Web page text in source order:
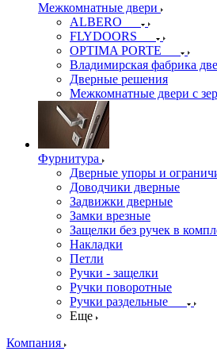
Межкомнатные двери
ALBERO
FLYDOORS
OPTIMA PORTE
Владимирская фабрика
Дверные решения
Межкомнатные двери c
Фурнитура
Дверные упоры и
Доводчики дверные
Задвижки дверные
Замки врезные
Защелки без ручек в
Накладки
Петли
Ручки - защелки
Ручки поворотные
Ручки раздельные
Еще
Компания